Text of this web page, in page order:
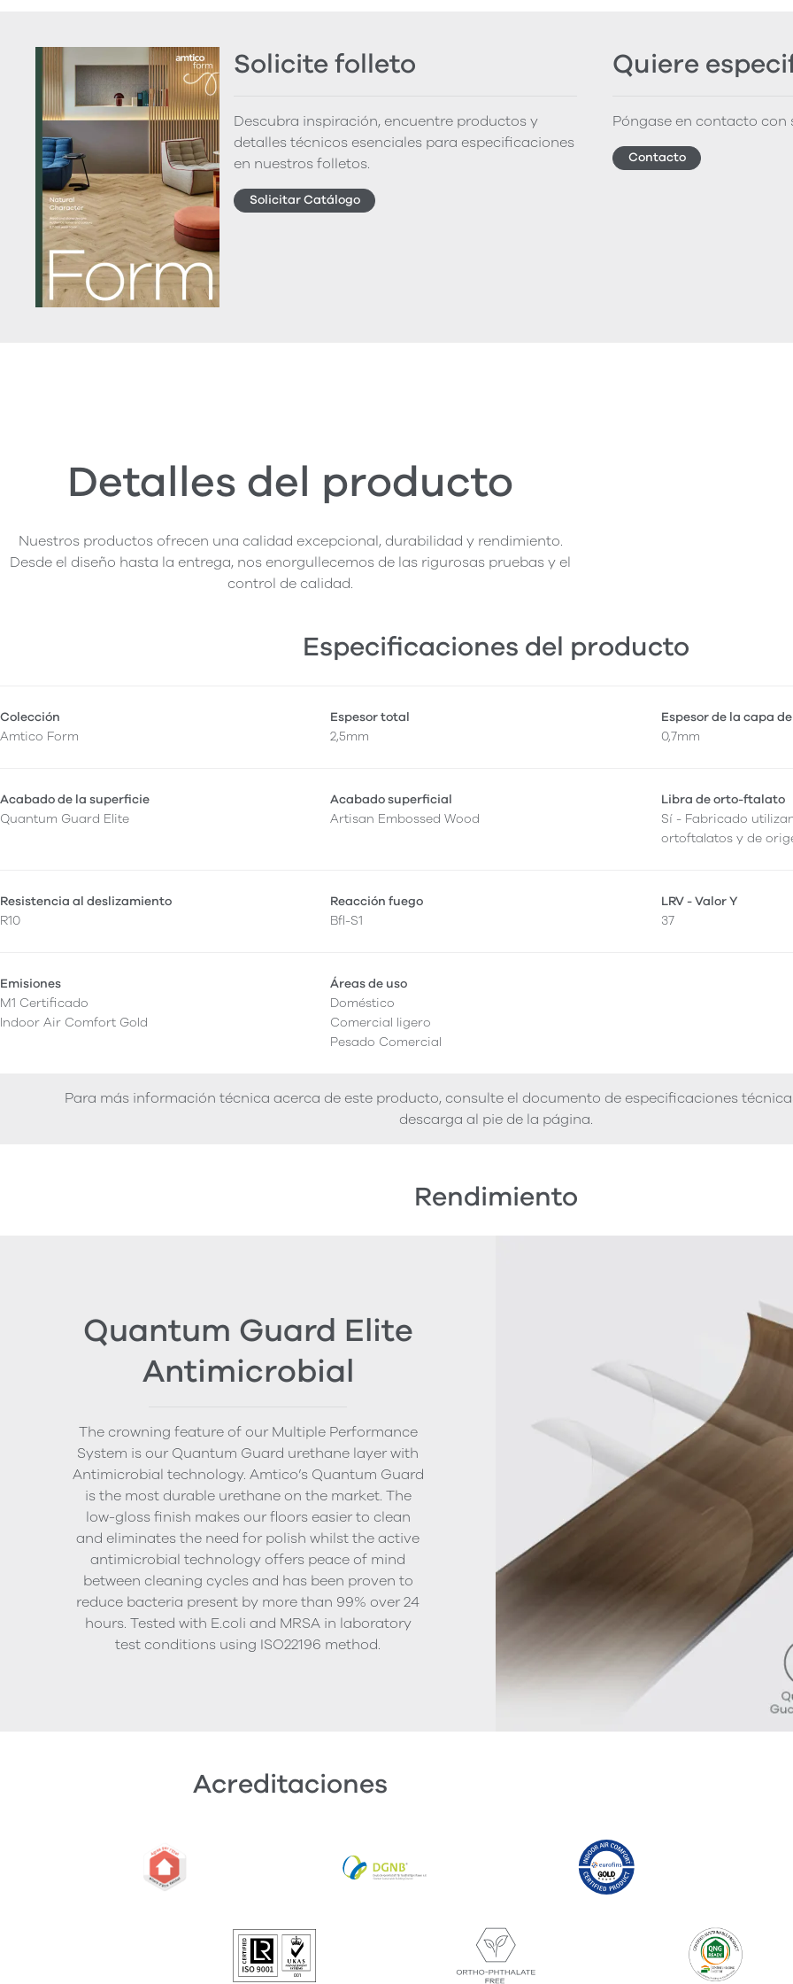
Solicite folleto
Descubra inspiración, encuentre productos y
detalles técnicos esenciales para especificaciones
en nuestros folletos.
Solicitar Catálogo
Quiere
Póngase en contacto con
Contacto
Detalles del producto
Nuestros productos ofrecen una calidad excepcional, durabilidad y rendimiento.
Desde el diseño hasta la entrega, nos enorgullecemos de las rigurosas pruebas y el
control de calidad.
Especificaciones del producto
Colección
Amtico Form
Espesor total
2,5mm
Espesor de la capa
0,7mm
Acabado de la superficie
Quantum Guard Elite
Acabado superficial
Artisan Embossed Wood
Libra de orto-ftalato
Sí - Fabricado
ortoftalatos y de
Resistencia al deslizamiento
R10
Reacción fuego
Bfl-S1
LRV - Valor Y
37
Emisiones
M1 Certificado
Indoor Air Comfort Gold
Áreas de uso
Doméstico
Comercial ligero
Pesado Comercial
Para más información técnica acerca de este producto, consulte el documento de especificaciones
descarga al pie de la página.
Rendimiento
Quantum Guard Elite
Antimicrobial
The crowning feature of our Multiple Performance
System is our Quantum Guard urethane layer with
Antimicrobial technology. Amtico’s Quantum Guard
is the most durable urethane on the market. The
low-gloss finish makes our floors easier to clean
and eliminates the need for polish whilst the active
antimicrobial technology offers peace of mind
between cleaning cycles and has been proven to
reduce bacteria present by more than 99% over 24
hours. Tested with E.coli and MRSA in laboratory
test conditions using ISO22196 method.
Acreditaciones